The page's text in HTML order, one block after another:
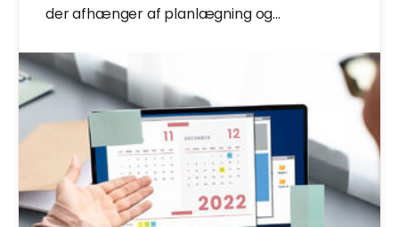
der afhænger af planlægning og